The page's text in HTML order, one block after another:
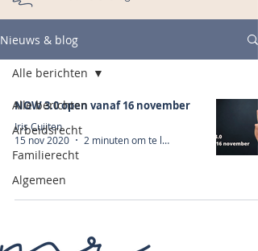
Nieuws & blog
Alle berichten
Arbeidsrecht
Familierecht
Algemeen
Alle berichten
NOW 3.0 open vanaf 16 november
Iris Cuijten
15 nov 2020
2 minuten om te lezen